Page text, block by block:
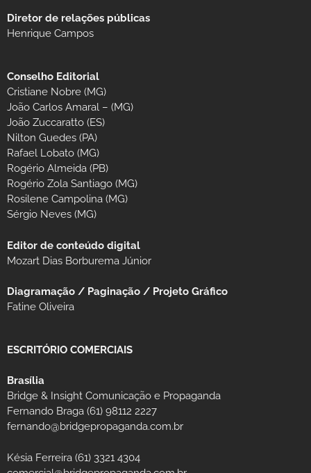
Diretor de relações públicas
Henrique Campos
Conselho Editorial
Cristiane Nobre (MG)
João Carlos Amaral – (MG)
João Zuccaratto (ES)
Nilton Guedes (PA)
Rafael Lobato (MG)
Rogério Almeida (PB)
Rogério Zola Santiago (MG)
Rosilene Campolina (MG)
Sérgio Neves (MG)
Editor de conteúdo digital
Mozart Dias Borburema Júnior
Diagramação / Paginação / Projeto Gráfico
Fatine Oliveira
ESCRITÓRIO COMERCIAIS
Brasília
Bridge & Insight Comunicação e Propaganda
Fernando Braga (61) 98112 2227
fernando@bridgepropaganda.com.br
Késia Ferreira (61) 3321 4304